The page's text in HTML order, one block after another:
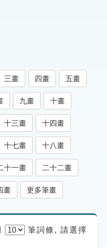
三畫 四畫 五畫
九畫 十畫
十三畫 十四畫
十七畫 十八畫
十一畫 二十二畫
畫 更多筆畫
筆詞條, 請選擇